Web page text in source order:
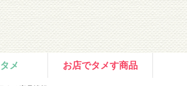
メ お店でタメす商品